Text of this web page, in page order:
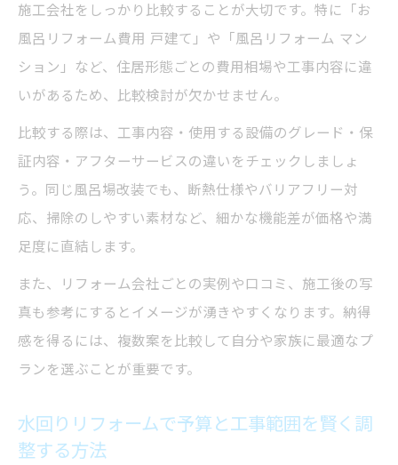
施工会社をしっかり比較することが大切です。特に「お
風呂リフォーム費用 戸建て」や「風呂リフォーム マン
ション」など、住居形態ごとの費用相場や工事内容に違
いがあるため、比較検討が欠かせません。
比較する際は、工事内容・使用する設備のグレード・保
証内容・アフターサービスの違いをチェックしましょ
う。同じ風呂場改装でも、断熱仕様やバリアフリー対
応、掃除のしやすい素材など、細かな機能差が価格や満
足度に直結します。
また、リフォーム会社ごとの実例や口コミ、施工後の写
真も参考にするとイメージが湧きやすくなります。納得
感を得るには、複数案を比較して自分や家族に最適なプ
ランを選ぶことが重要です。
水回りリフォームで予算と工事範囲を賢く調
整する方法